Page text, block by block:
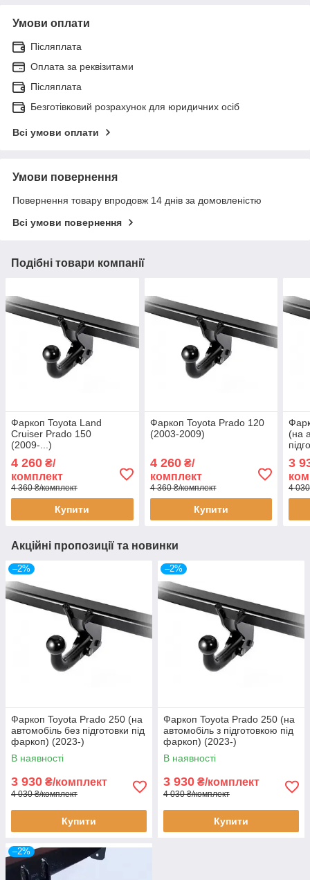
Умови оплати
Післяплата
Оплата за реквізитами
Післяплата
Безготівковий розрахунок для юридичних осіб
Всі умови оплати
Умови повернення
Повернення товару впродовж 14 днів за домовленістю
Всі умови повернення
Подібні товари компанії
Фаркоп Toyota Land
Cruiser Prado 150
(2009-...)
4 260 ₴/
комплект
4 360 ₴/комплект
Купити
Фаркоп Toyota Prado 120
(2003-2009)
4 260₴/
комплект
4 360 ₴/комплект
Купити
(на
3
4
Акційні пропозиції та новинки
–2%
Фаркоп Toyota Prado 250 (на
автомобіль без підготовки під
фаркоп) (2023-)
В наявності
3 930 ₴/комплект
4 030 ₴/комплект
Купити
–2%
Фаркоп Toyota Prado 250 (на
автомобіль з підготовкою під
фаркоп) (2023-)
В наявності
3 930 ₴/комплект
4 030 ₴/комплект
Купити
–2%